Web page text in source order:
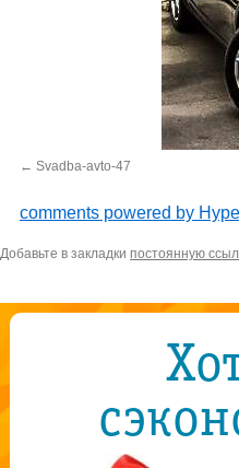
Svadba-avto-47
comments powered by
Добавьте в закладки постоянную